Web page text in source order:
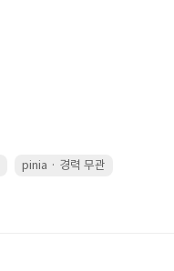
pinia · 경력 무관